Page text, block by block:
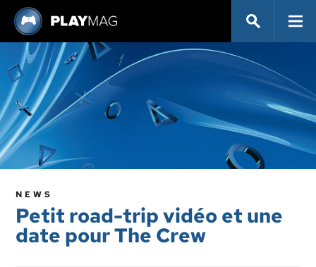
NEWS
Petit road-trip vidéo et une
date pour The Crew